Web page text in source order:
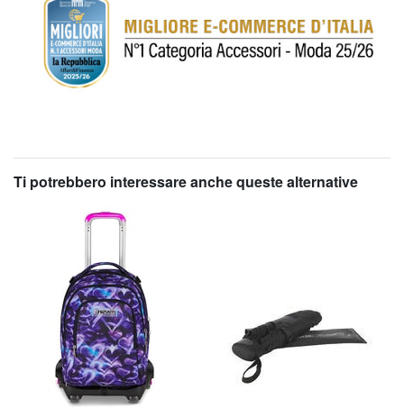
Ti potrebbero interessare anche queste alternative